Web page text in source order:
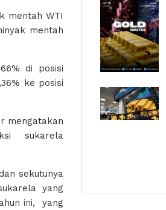
mentah WTI
mentah
di posisi
ke posisi
mengatakan
sukarela
sekutunya
yang
ini, yang